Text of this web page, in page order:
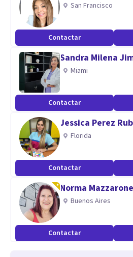
San Francisco
Contactar
Sandra Milena
Miami
Contactar
Jessica Perez
Florida
Contactar
Norma Mazzarone
Buenos Aires
Contactar